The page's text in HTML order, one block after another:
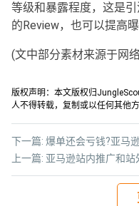
等级和暴露程度，这是
的Review，也可以提高
(文中部分素材来源于网
版权声明：本文版权归
人不得转载，复制或以任何其他
上一篇: 亚马逊站内推广和站
下一篇: 爆单还会亏钱?亚马